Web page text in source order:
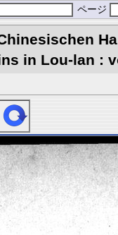
ページ
in Lou-lan :